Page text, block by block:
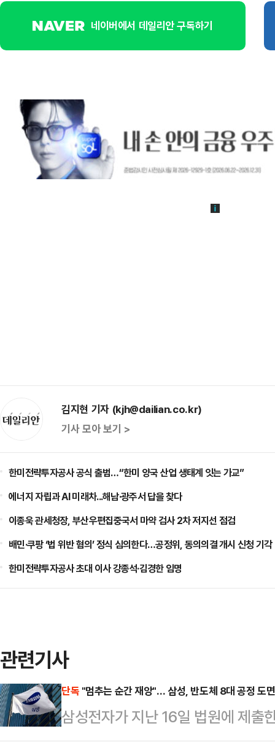
네이버에서 데일리안 구독하기
김지현 기자 (kjh@dailian.co.kr)
기사 모아 보기 >
한미전략투자공사 공식 출범…“한미 양국 산업 생태계 잇는 가교”
에너지 자립과 AI 미래차...해남·광주서 답을 찾다
이종욱 관세청장, 부산우편집중국서 마약 검사 2차 저지선 점검
배민·쿠팡 ‘법 위반 혐의’ 정식 심의한다…공정위, 동의의결 개시 신청 기각
한미전략투자공사 초대 이사 강종석·김경한 임명
관련기사
단독 "멈추는 순간 재앙"… 삼성, 반도체 8대 공정 도
삼성전자가 지난 16일 법원에 제출
는 사측의 위기감을 뒷받침하는 총